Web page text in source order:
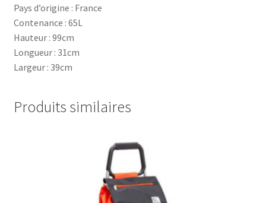
Pays d’origine : France
Contenance : 65L
Hauteur : 99cm
Longueur : 31cm
Largeur : 39cm
Produits similaires